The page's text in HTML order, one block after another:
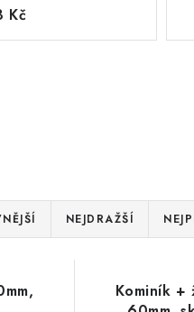
Kč
NEJDRAŽŠÍ
Kominík +